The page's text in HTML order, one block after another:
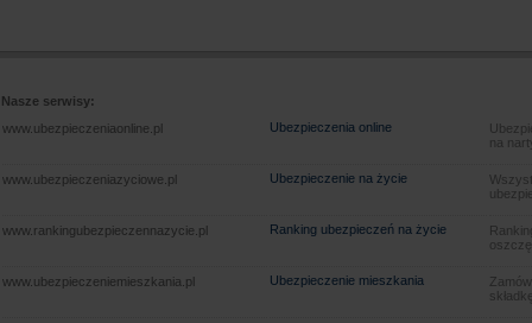
Nasze serwisy:
www.ubezpieczeniaonline.pl
Ubezpieczenia online
na
www.ubezpieczeniazyciowe.pl Ubezpieczenie na życie
www.rankingubezpieczennazycie.pl Ranking ubezpieczeń na życie
www.ubezpieczeniemieszkania.pl Ubezpieczenie mieszkania